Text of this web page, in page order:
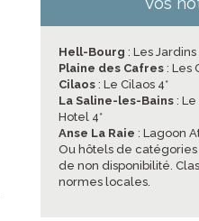
Hell-Bourg : Les
Plaine des Cafres : Les
Cilaos : Le Cilaos 4*
La Saline-les-Bains :
Hotel 4*
Anse La Raie : Lagoon
Ou hôtels de
de non disponibilité.
normes locales.